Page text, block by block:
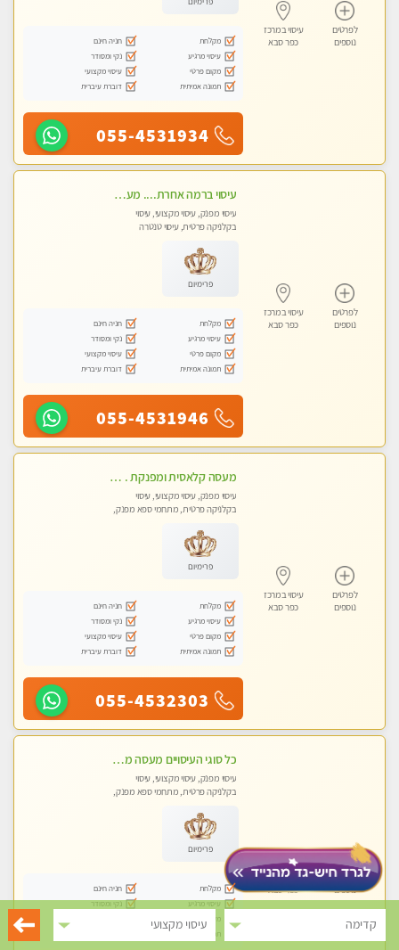
קדימה עיסוי מקצועי
לפרטים
נוספים
עיסוי במרכז
כפר סבא
מקלחת
חניה חינם
עיסוי מרגיע
נקי ומסודר
מקום פרטי
עיסוי מקצועי
תמונה אמיתית
דוברת עיברית
055-4531934
לפרטים
נוספים
עיסוי במרכז
כפר סבא
עיסוי ברמה אחרת.... מעסה מושלמת לעיסוי מושלם!!
עיסוי מפנק, עיסוי מקצועי, עיסוי
בקלניקה פרטית, עיסוי טנטרה
פרימיום
מקלחת
חניה חינם
עיסוי מרגיע
נקי ומסודר
מקום פרטי
עיסוי מקצועי
תמונה אמיתית
דוברת עיברית
055-4531946
לפרטים
נוספים
עיסוי במרכז
כפר סבא
מעסה קלאסית ומפנקת . highly recommended..new in the city
עיסוי מפנק, עיסוי מקצועי, עיסוי
בקלניקה פרטית, מתחמי ספא מפנק,
פרימיום
מקלחת
חניה חינם
עיסוי מרגיע
נקי ומסודר
מקום פרטי
עיסוי מקצועי
תמונה אמיתית
דוברת עיברית
055-4532303
לפרטים
נוספים
עיסוי במרכז
כפר סבא
כל סוגי העיסויים מעסה מקצועית ואיכותית פרטי!!!
עיסוי מפנק, עיסוי מקצועי, עיסוי
בקלניקה פרטית, מתחמי ספא מפנק,
פרימיום
מקלחת
חניה חינם
עיסוי מרגיע
נקי ומסודר
מקום פרטי
תמונה אמיתית